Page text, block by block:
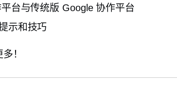
台与传统版 Google 协作平台
示和技巧
！